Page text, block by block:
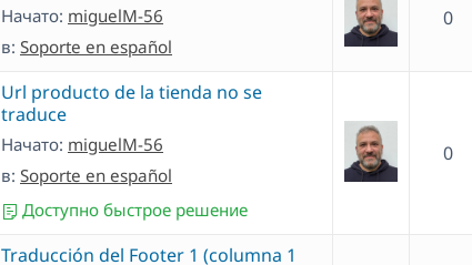
Начато: miguelM-56
в: Soporte en español
0
Url producto de la tienda no se
traduce
Начато: miguelM-56
в: Soporte en español
Доступно быстрое решение
0
Traducción del Footer 1 (columna 1